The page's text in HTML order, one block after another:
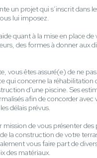
un projet qui s’inscrit dans
lui imposez.
quant à la mise en place de
des formes à donner aux
vous êtes assuré(e) de ne
qui concerne la réhabilitation
d'une piscine. Ses
afin de concorder avec
délais prévus.
mission de vous présenter des
la construction de votre
vous faire part de
des matériaux.